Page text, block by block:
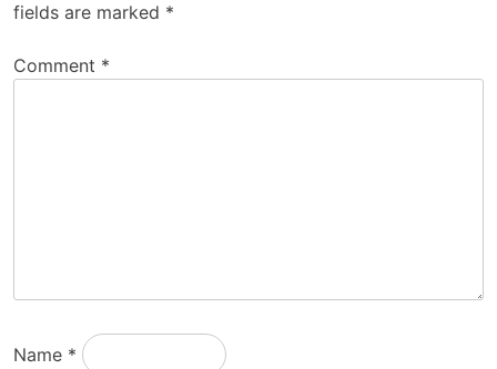
fields are marked *
Comment *
Name *